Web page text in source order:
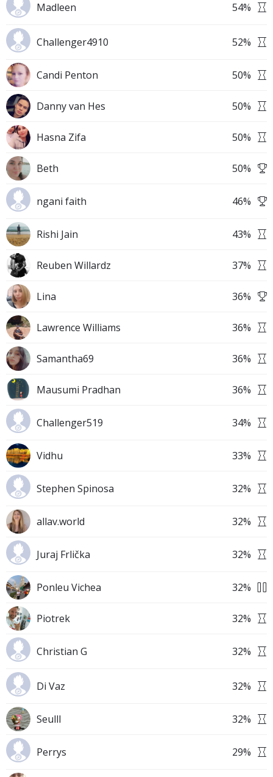
Madleen 54%
Challenger4910 52%
Candi Penton 50%
Danny van Hes 50%
Hasna Zifa 50%
Beth 50%
ngani faith 46%
Rishi Jain 43%
Reuben Willardz 37%
Lina 36%
Lawrence Williams 36%
Samantha69 36%
Mausumi Pradhan 36%
Challenger519 34%
Vidhu 33%
Stephen Spinosa 32%
allav.world 32%
Juraj Frlička 32%
Ponleu Vichea 32%
Piotrek 32%
Christian G 32%
Di Vaz 32%
Seulll 32%
Perrys 29%